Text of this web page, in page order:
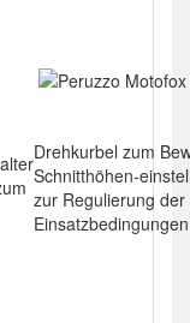
Drehkurbel zum
Schnitthöhen-
zur Regulierung